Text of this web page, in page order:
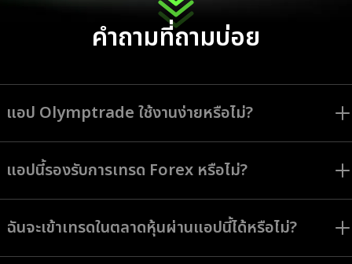
คำถามที่ถามบ่อย
แอป Olymptrade ใช้งานง่ายหรือไม่?
แอป Olymptrade ออกแบบมาเพื่อช่วยให้นักเทรดทุกระดับสามารถใช้งานหน้าจอ
อินเทอร์เฟซและใช้เครื่องมือทั้งหมดได้อย่างง่ายดาย
แอปนี้รองรับการเทรด Forex หรือไม่?
แอป Olymptrade ให้บริการโหมด Forex โหมดการเทรด กลยุทธ์ และสินทรัพย์ที่
มีให้เลือกหลากหลายเหมาะสมเป็นอย่างยิ่งสำหรับผู้ใช้ที่มีสไตล์การเทรด และความ
ชอบที่แตกต่างกันออกไป
ฉันจะเข้าเทรดในตลาดหุ้นผ่านแอปนี้ได้หรือไม่?